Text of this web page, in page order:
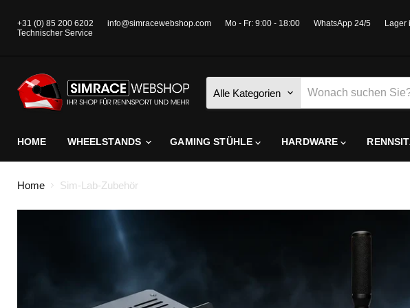
+31 (0) 85 200 6202 info@simracewebshop.com Mo - Fr: 9:00 - 18:00 WhatsApp 24/5 Lager
Technischer Service
Alle Kategorien
HOME WHEELSTANDS GAMING STÜHLE HARDWARE
Home Sim-Lab-Zubehör